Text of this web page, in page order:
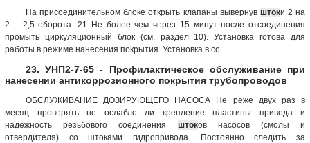
На присоединительном блоке открыть клапаны вывернув штоки 2 на
2 – 2,5 оборота. 21 Не более чем через 15 минут после отсоединения
промыть циркуляционный блок (см. раздел 10). Установка готова для
работы в режиме нанесения покрытия. Установка в со...
23. УНП2-7-65 - Профилактическое обслуживание при
нанесении антикоррозионного покрытия трубопроводов
ОБСЛУЖИВАНИЕ ДОЗИРУЮЩЕГО НАСОСА Не реже двух раз в
месяц проверять не ослабло ли крепление пластины привода и
надёжность резьбового соединения штоков насосов (смолы и
отвердителя) со штоками гидропривода. Постоянно следить за